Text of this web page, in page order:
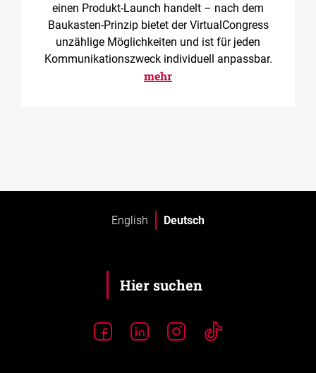
einen Produkt-Launch handelt – nach dem
Baukasten-Prinzip bietet der VirtualCongress
unzählige Möglichkeiten und ist für jeden
Kommunikationszweck individuell anpassbar.
mehr
English Deutsch